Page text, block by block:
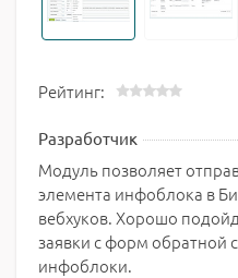
Рейтинг:
Разработчик
Модуль позволяет
элемента инфоблока в
вебхуков. Хорошо
заявки с форм обратной
инфоблоки.